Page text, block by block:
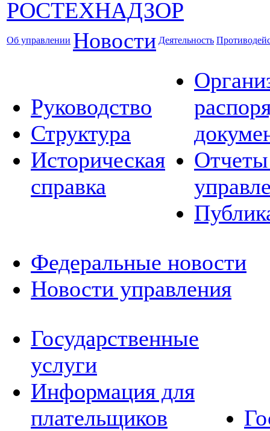
Об управлении Новости Деятельность
Руководство
Структура
Историческая
справка
Отчеты
Федеральные новости
Новости управления
Государственные
услуги
Информация для
плательщиков